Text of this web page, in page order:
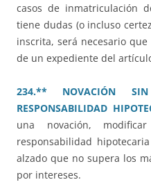
casos de inmatriculación
tiene dudas (o incluso
inscrita, será necesario
de un expediente del
234.** NOVACIÓN
RESPONSABILIDAD
una novación,
responsabilidad
alzado que no supera los
por intereses.